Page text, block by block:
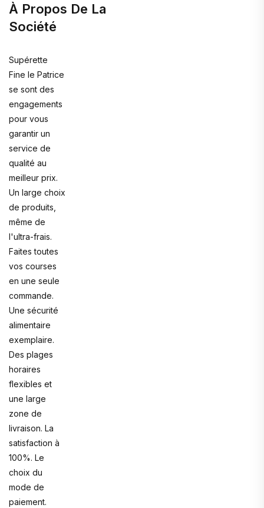
À Propos De La
Société
Supérette
Fine le Patrice
se sont des
engagements
pour vous
garantir un
service de
qualité au
meilleur prix.
Un large choix
de produits,
même de
l'ultra-frais.
Faites toutes
vos courses
en une seule
commande.
Une sécurité
alimentaire
exemplaire.
Des plages
horaires
flexibles et
une large
zone de
livraison. La
satisfaction à
100%. Le
choix du
mode de
paiement.